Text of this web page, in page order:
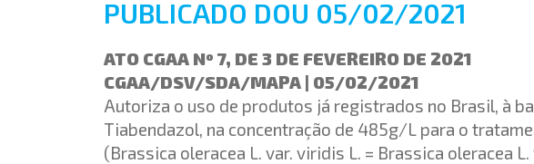
PUBLICADO DOU 05/02/2021
ATO CGAA Nº 7, DE 3 DE FEVEREIRO DE 2021
CGAA/DSV/SDA/MAPA | 05/02/2021
Autoriza o uso de produtos já registrados no Brasil, à
Tiabendazol, na concentração de 485g/L para o
(Brassica oleracea L. var. viridis L. = Brassica oleracea L.